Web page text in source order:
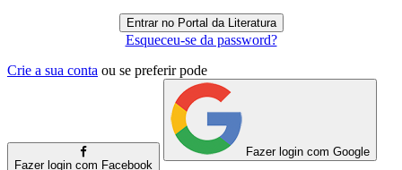
Esqueceu-se da password?
Crie a sua conta ou se preferir pode
Fazer login com Facebook
Fazer login com Google